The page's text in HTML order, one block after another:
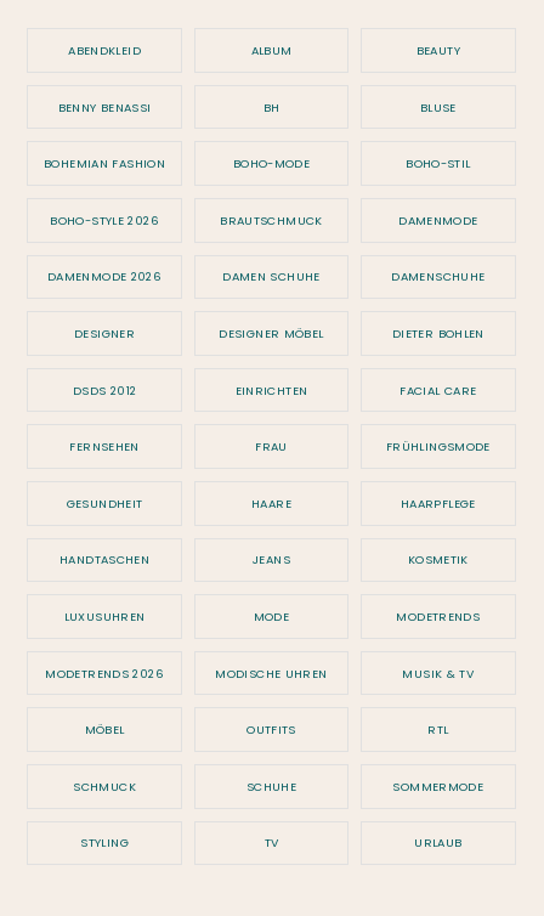
ABENDKLEID ALBUM BEAUTY
BENNY BENASSI BH BLUSE
BOHEMIAN FASHION BOHO-MODE BOHO-STIL
BOHO-STYLE 2026 BRAUTSCHMUCK DAMENMODE
DAMENMODE 2026 DAMEN SCHUHE DAMENSCHUHE
DESIGNER DESIGNER MÖBEL DIETER BOHLEN
DSDS 2012 EINRICHTEN FACIAL CARE
FERNSEHEN FRAU FRÜHLINGSMODE
GESUNDHEIT HAARE HAARPFLEGE
HANDTASCHEN JEANS KOSMETIK
LUXUSUHREN MODE MODETRENDS
MODETRENDS 2026 MODISCHE UHREN MUSIK & TV
MÖBEL OUTFITS RTL
SCHMUCK SCHUHE SOMMERMODE
STYLING TV URLAUB